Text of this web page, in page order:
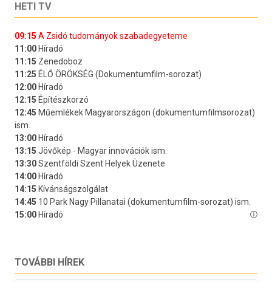
HETI TV
TOVÁBBI HÍREK